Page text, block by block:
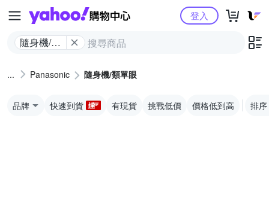
Yahoo購物中心
隨身機/類
登入
Panasonic 隨身機/類單眼
品牌 快速到貨 有現貨 挑戰低價 價格低到高 排序